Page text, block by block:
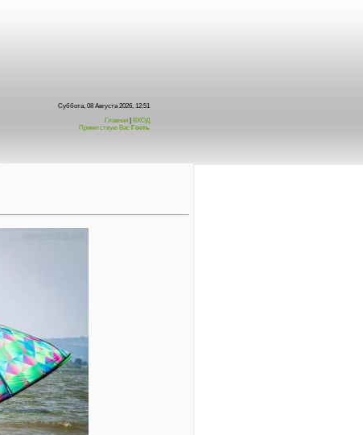
Суббота, 08 Августа 2026, 12:51
Главная
ВХОД
Приветствую Вас Гость